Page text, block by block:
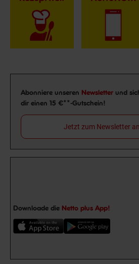
Newsletter Anmeldung
Abonniere unseren Newsletter und
dir einen 15 €**-Gutschein!
Jetzt zum Newsletter
Downloade die Netto plus App!